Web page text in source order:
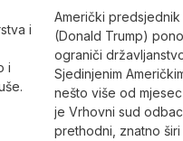
i
i
Američki predsjednik
(Donald Trump)
ograniči
Sjedinjenim
nešto više od
je Vrhovni sud
prethodni, znatno širi